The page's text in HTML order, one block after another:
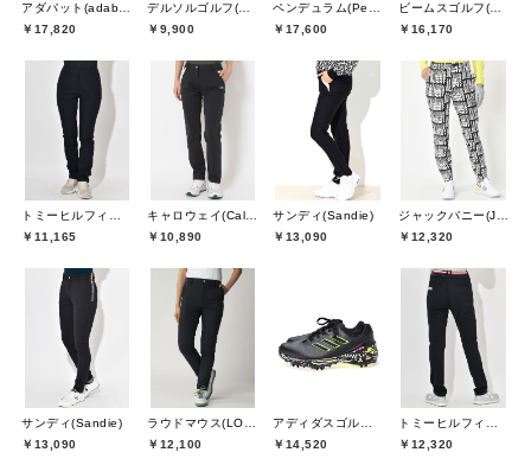
￥17,820
￥9,900
￥17,600
￥16,170
￥11,165
￥10,890
サンディ(Sandie)
￥13,090
￥12,320
サンディ(Sandie)
￥13,090
￥12,100
￥14,520
￥12,320